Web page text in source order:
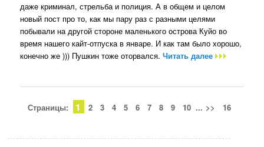
даже криминал, стрельба и полиция. А в общем и целом
новый пост про то, как мы пару раз с разными целями
побывали на другой стороне маленького острова Куйо во
время нашего кайт-отпуска в январе. И как там было хорошо,
конечно же ))) Пушкин тоже оторвался.Читать далее
Страницы: 1 2 3 4 5 6 7 8 9 10 ... >> 16